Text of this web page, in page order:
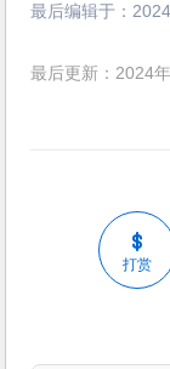
最后编辑于：
最后更新：2024
打赏